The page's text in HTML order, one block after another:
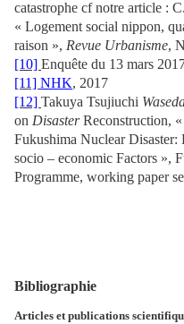
catastrophe cf notre article :
« Logement social nippon,
raison », Revue Urbanisme,
[10] Enquête du 13 mars
[11] NHK, 2017
[12] Takuya Tsujiuchi
on DisasterReconstruction,
Fukushima Nuclear Disaster:
socio – economic Factors »,
Programme, working paper
Bibliographie
Articles et publications